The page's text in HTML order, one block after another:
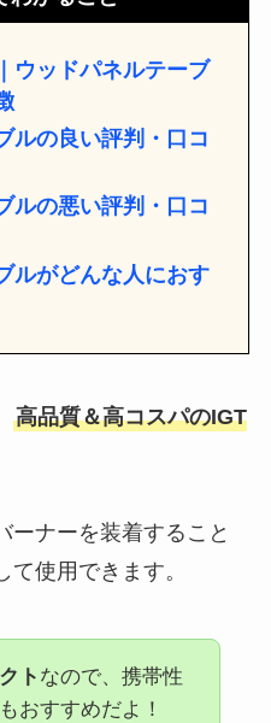
ウッドパネルテーブ
ルの良い評判・口コ
ルの悪い評判・口コ
ルがどんな人におす
高品質＆高コスパのIGT
ーナーを装着すること
使用できます。
ト なので、携帯性
おすすめだよ！